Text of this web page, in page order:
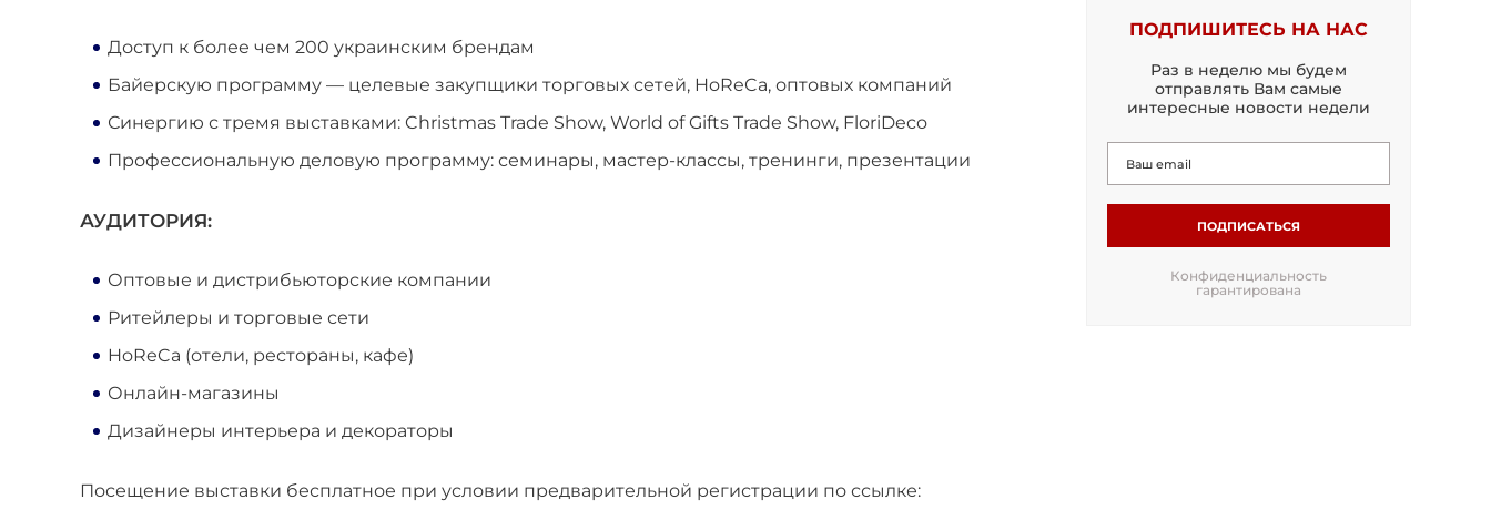
Доступ к более чем 200 украинским брендам
Байерскую программу — целевые закупщики торговых сетей, HoReCa, оптовых компаний
Синергию с тремя выставками: Christmas Trade Show, World of Gifts Trade Show, FloriDeco
Профессиональную деловую программу: семинары, мастер-классы, тренинги, презентации
АУДИТОРИЯ:
Оптовые и дистрибьюторские компании
Ритейлеры и торговые сети
HoReCa (отели, рестораны, кафе)
Онлайн-магазины
Дизайнеры интерьера и декораторы
Посещение выставки бесплатное при условии предварительной регистрации по ссылке:
ПОДПИШИТЕСЬ НА НАС
Раз в неделю мы будем
отправлять Вам самые
интересные новости недели
ПОДПИСАТЬСЯ
Конфиденциальность
гарантирована